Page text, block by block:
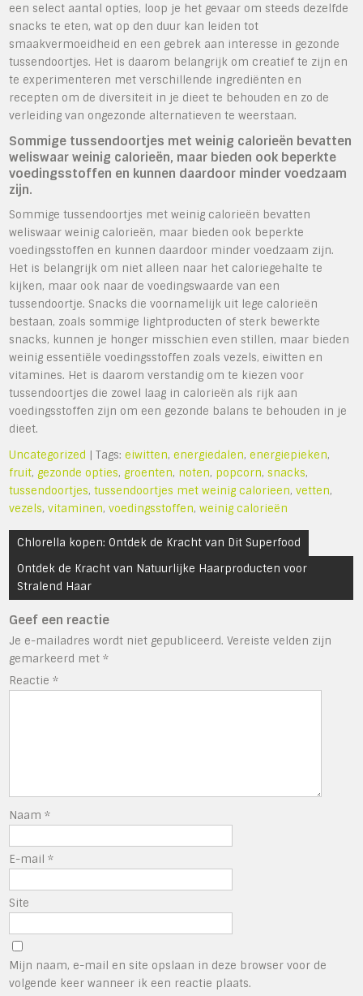
een select aantal opties, loop je het gevaar om steeds dezelfde
snacks te eten, wat op den duur kan leiden tot
smaakvermoeidheid en een gebrek aan interesse in gezonde
tussendoortjes. Het is daarom belangrijk om creatief te zijn en
te experimenteren met verschillende ingrediënten en
recepten om de diversiteit in je dieet te behouden en zo de
verleiding van ongezonde alternatieven te weerstaan.
Sommige tussendoortjes met weinig calorieën bevatten
weliswaar weinig calorieën, maar bieden ook beperkte
voedingsstoffen en kunnen daardoor minder voedzaam
zijn.
Sommige tussendoortjes met weinig calorieën bevatten
weliswaar weinig calorieën, maar bieden ook beperkte
voedingsstoffen en kunnen daardoor minder voedzaam zijn.
Het is belangrijk om niet alleen naar het caloriegehalte te
kijken, maar ook naar de voedingswaarde van een
tussendoortje. Snacks die voornamelijk uit lege calorieën
bestaan, zoals sommige lightproducten of sterk bewerkte
snacks, kunnen je honger misschien even stillen, maar bieden
weinig essentiële voedingsstoffen zoals vezels, eiwitten en
vitamines. Het is daarom verstandig om te kiezen voor
tussendoortjes die zowel laag in calorieën als rijk aan
voedingsstoffen zijn om een gezonde balans te behouden in je
dieet.
Uncategorized | Tags:eiwitten,energiedalen,energiepieken,
fruit,gezonde opties,groenten, noten, popcorn,snacks,
tussendoortjes,tussendoortjes met weinig calorieen,vetten,
vezels,vitaminen,voedingsstoffen,weinig calorieën
Bericht
navigatie
Chlorella kopen: Ontdek de Kracht van Dit Superfood
Ontdek de Kracht van Natuurlijke Haarproducten voor
Stralend Haar
Geef een reactie
Je e-mailadres wordt niet gepubliceerd. Vereiste velden zijn
gemarkeerd met*
Reactie*
Naam*
E-mail*
Site
Mijn naam, e-mail en site opslaan in deze browser voor de
volgende keer wanneer ik een reactie plaats.